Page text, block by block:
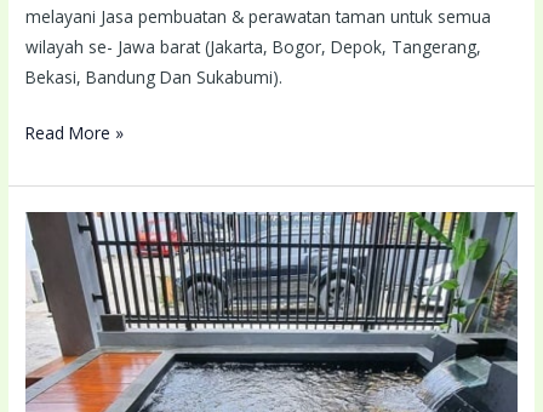
melayani Jasa pembuatan & perawatan taman untuk semua
wilayah se- Jawa barat (Jakarta, Bogor, Depok, Tangerang,
Bekasi, Bandung Dan Sukabumi).
Read More »
Tukang
Taman
Tasikmalaya
Terdekat
Lokasi
Anda